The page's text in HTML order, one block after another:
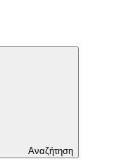
Αναζήτηση